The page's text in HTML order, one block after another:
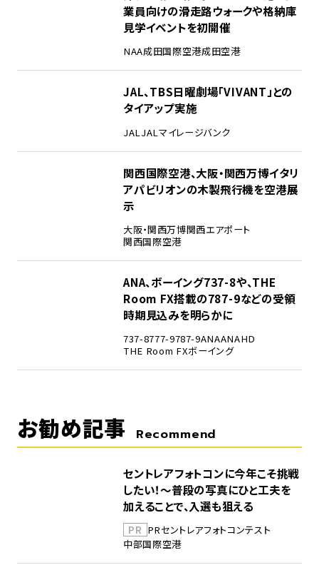
業員向けの滑走路ウォークや格納庫
見学イベントを初開催
NAA成田国際空港成田空港
JAL、TBS日曜劇場「VIVANT」との
タイアップ実施
JAL JALマイレージバンク
関西国際空港、大阪・関西万博イタリ
アパビリオンの木製飛行機を空港展
示
大阪・関西万博関西エアポート
関西国際空港
ANA、ボーイング737-8や、THE
Room FX搭載の787-9などの受領
時期見込みを明らかに
737-8777-9787-9ANAANAHD
THE Room FXボーイング
お勧め記事 Recommend
セントレアフォトコンに今年こそ挑戦
したい！～普段の写真にひと工夫を
加えることで、入選も狙える
PR PRセントレアフォトコンテスト
中部国際空港